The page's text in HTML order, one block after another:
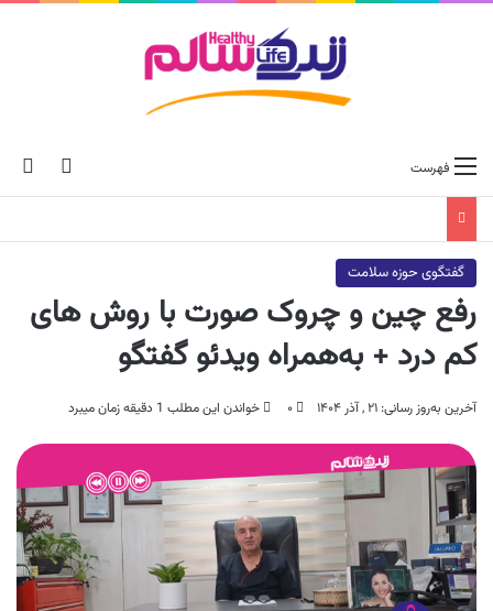
skin فهرست
گفتگوی حوزه سلامت
رفع چین و چروک صورت با روش های
کم درد + به‌همراه ویدئو گفتگو
آخرین به‌روز رسانی: ۲۱ , آذر ۱۴۰۴ ۰ خواندن این مطلب 1 دقیقه زمان میبرد